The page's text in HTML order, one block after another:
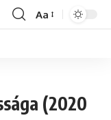
Font
Aa
(2020